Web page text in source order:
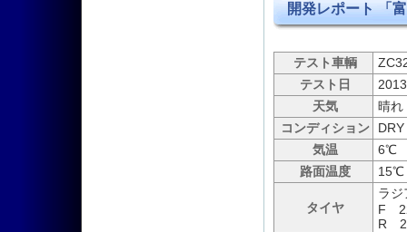
開発レポート 「
テスト車輌
テスト日
天気
晴れ
コンディション
DRY
気温
6℃
路面温度
15℃
タイヤ
ラ
F
R